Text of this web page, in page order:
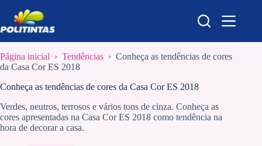
para
o
conteúdo
Página inicial › Tendências › Conheça as tendências de cores
da Casa Cor ES 2018
Conheça as tendências de cores da Casa Cor ES 2018
Verdes, neutros, terrosos e vários tons de cinza. Conheça as
cores apresentadas na Casa Cor ES 2018 como tendência na
hora de decorar a casa.